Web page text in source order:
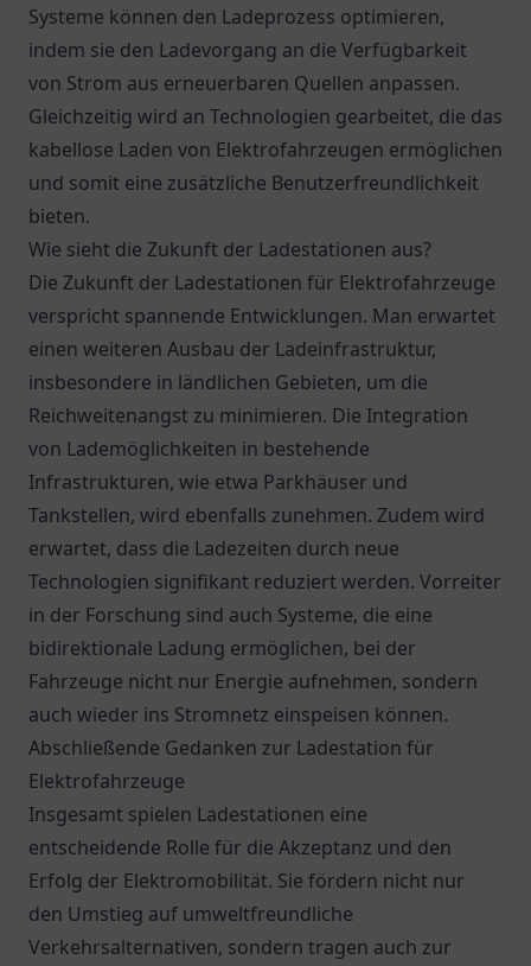
Systeme können den Ladeprozess optimieren,
indem sie den Ladevorgang an die Verfügbarkeit
von Strom aus erneuerbaren Quellen anpassen.
Gleichzeitig wird an Technologien gearbeitet, die das
kabellose Laden von Elektrofahrzeugen ermöglichen
und somit eine zusätzliche Benutzerfreundlichkeit
bieten.
Wie sieht die Zukunft der Ladestationen aus?
Die Zukunft der Ladestationen für Elektrofahrzeuge
verspricht spannende Entwicklungen. Man erwartet
einen weiteren Ausbau der Ladeinfrastruktur,
insbesondere in ländlichen Gebieten, um die
Reichweitenangst zu minimieren. Die Integration
von Lademöglichkeiten in bestehende
Infrastrukturen, wie etwa Parkhäuser und
Tankstellen, wird ebenfalls zunehmen. Zudem wird
erwartet, dass die Ladezeiten durch neue
Technologien signifikant reduziert werden. Vorreiter
in der Forschung sind auch Systeme, die eine
bidirektionale Ladung ermöglichen, bei der
Fahrzeuge nicht nur Energie aufnehmen, sondern
auch wieder ins Stromnetz einspeisen können.
Abschließende Gedanken zur Ladestation für
Elektrofahrzeuge
Insgesamt spielen Ladestationen eine
entscheidende Rolle für die Akzeptanz und den
Erfolg der Elektromobilität. Sie fördern nicht nur
den Umstieg auf umweltfreundliche
Verkehrsalternativen, sondern tragen auch zur